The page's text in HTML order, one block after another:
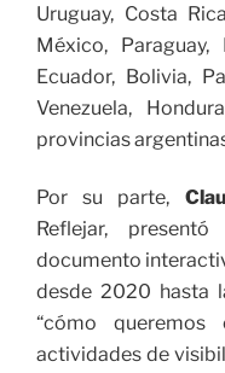
Uruguay, Costa
México, Paraguay,
Ecuador, Bolivia,
Venezuela,
provincias
Por su parte,
Reflejar,
documento
desde 2020 hasta
“cómo queremos
actividades de